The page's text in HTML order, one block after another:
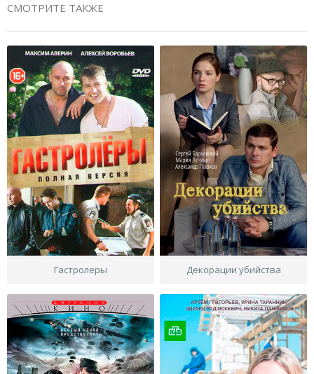
СМОТРИТЕ ТАКЖЕ
Гастролеры Декорации убийства